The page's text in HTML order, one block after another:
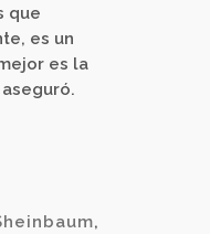
que
es un
es la
,